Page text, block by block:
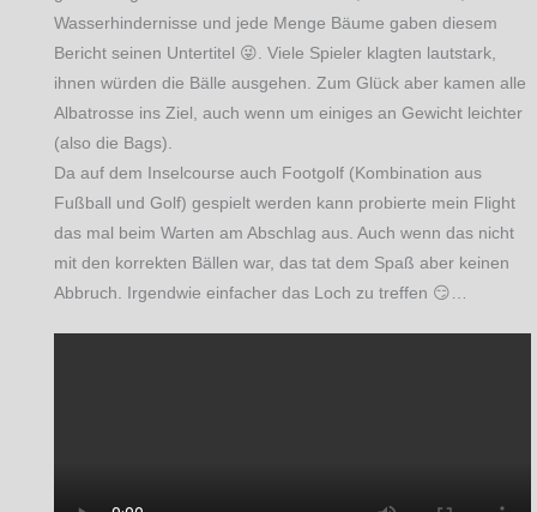
Wasserhindernisse und jede Menge Bäume gaben diesem
Bericht seinen Untertitel 😜. Viele Spieler klagten lautstark,
ihnen würden die Bälle ausgehen. Zum Glück aber kamen alle
Albatrosse ins Ziel, auch wenn um einiges an Gewicht leichter
(also die Bags).
Da auf dem Inselcourse auch Footgolf (Kombination aus
Fußball und Golf) gespielt werden kann probierte mein Flight
das mal beim Warten am Abschlag aus. Auch wenn das nicht
mit den korrekten Bällen war, das tat dem Spaß aber keinen
Abbruch. Irgendwie einfacher das Loch zu treffen 😏…